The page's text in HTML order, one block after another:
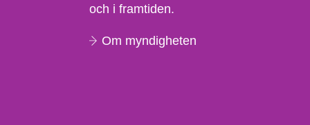
och i framtiden.
Om myndigheten